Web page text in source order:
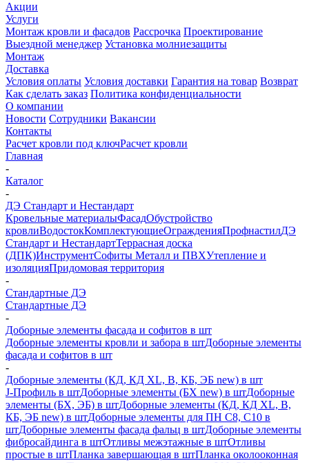
Акции
Услуги
Монтаж кровли и фасадов Рассрочка Проектирование
Выездной менеджер Установка молниезащиты
Монтаж
Доставка
Условия оплаты Условия доставки Гарантия на товар Возврат
Как сделать заказ Политика конфиденциальности
О компании
Новости Сотрудники Вакансии
Контакты
Расчет кровли под ключРасчет кровли
Главная
-
Каталог
-
ДЭ Стандарт и Нестандарт
Кровельные материалыФасадОбустройство
кровлиВодостокКомплектующиеОгражденияПрофнастилДЭ
Стандарт и НестандартТеррасная доска
(ДПК)ИнструментСофиты Металл и ПВХУтепление и
изоляцияПридомовая территория
-
Стандартные ДЭ
Стандартные ДЭ
-
Доборные элементы фасада и софитов в шт
Доборные элементы кровли и забора в штДоборные элементы
фасада и софитов в шт
-
Доборные элементы (КД, КД XL, В, КБ, ЭБ new) в шт
J-Профиль в штДоборные элементы (БХ new) в штДоборные
элементы (БХ, ЭБ) в штДоборные элементы (КД, КД XL, В,
КБ, ЭБ new) в штДоборные элементы для ПН С8, С10 в
штДоборные элементы фасада фальц в штДоборные элементы
фибросайдинга в штОтливы межэтажные в штОтливы
простые в штПланка завершающая в штПланка околооконная